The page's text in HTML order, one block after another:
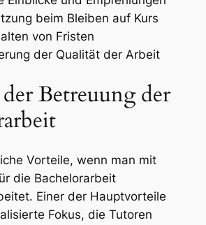
beim Bleiben auf Kurs
von Fristen
der Qualität der Arbeit
Betreuung der
Vorteile, wenn man mit
die Bachelorarbeit
Einer der Hauptvorteile
Fokus, die Tutoren